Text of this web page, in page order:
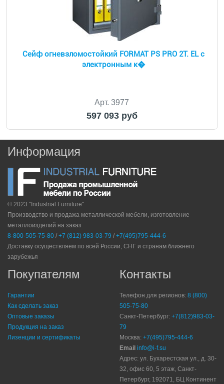
Сейф огневзломостойкий FORMAT PS PRO 2Т. EL с
электронным к�
Арт. 3977
597 093 руб
Информация
© 2023 "Industrial Furniture"
Производство и продажа металлической мебели, изготовление
металлоизделий на заказ
8-800-505-75-80 / +7 (812) 983-03-79 / +7(495)795-444-6
Доставку осуществляем по всей России, СНГ и странам ближнего
зарубежья
Покупателям
Гарантии
Как сделать заказ
Оптовые заказы
Продукция на заказ
Лизенции и сертификаты
Контакты
Телефон для регионов: 8 (800)
505-75-80
Санкт-Петербург: +7(812)983-03-
79
Москва: +7(495)795-444-6
Email info@i-f.su
Адрес: ул. Бухарестская ул., д. 30-
32, офис 60, 5 этаж, Санкт-
Петербург, 192071, БЦ Континент